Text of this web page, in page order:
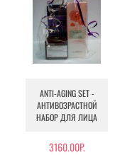
ANTI-AGING SET -
АНТИВОЗРАСТНОЙ
НАБОР ДЛЯ ЛИЦА
3160.00Р.